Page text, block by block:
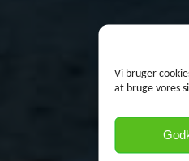
Vi bruger
at bruge vores